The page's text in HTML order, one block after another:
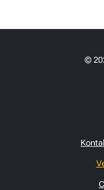
©